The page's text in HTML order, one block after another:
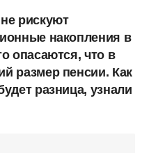
рискуют
накопления в
опасаются, что в
размер пенсии. Как
разница, узнали